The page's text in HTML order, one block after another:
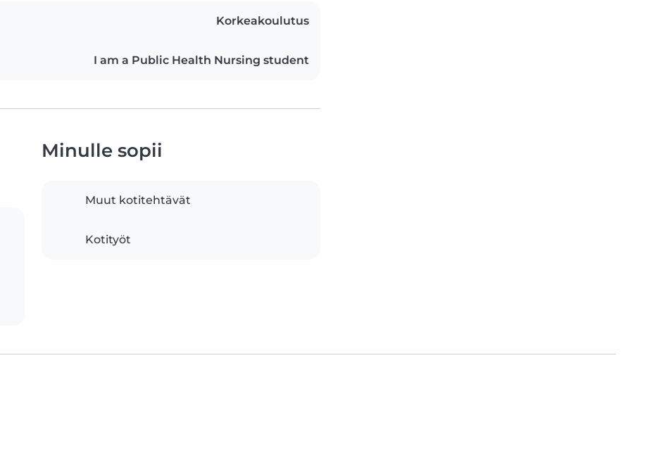
Korkeakoulutus
I am a Public Health Nursing student
Minulle sopii
Muut kotitehtävät
Kotityöt